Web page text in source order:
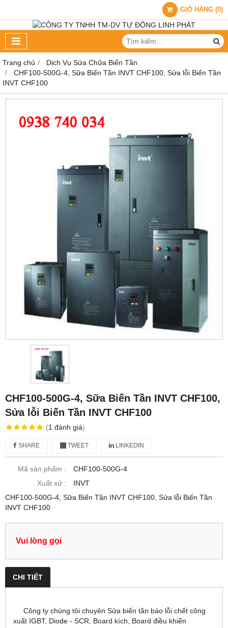
GIỎ HÀNG (0)
Trang chủ
Dịch Vụ Sửa Chữa Biến Tần
CHF100-500G-4, Sữa Biến Tần INVT CHF100, Sửa lỗi Biến Tần
INVT CHF100
CHF100-500G-4, Sữa Biến Tần INVT CHF100,
Sửa lỗi Biến Tần INVT CHF100
(1 đánh giá)
SHARE TWEET LINKEDIN
Mã sản phẩm :
CHF100-500G-4
Xuất xứ :
INVT
CHF100-500G-4, Sữa Biến Tần INVT CHF100, Sửa lỗi Biến Tần
INVT CHF100
Vui lòng gọi
CHI TIẾT
Công ty chúng tôi chuyên Sửa biến tần báo lỗi chết công
xuất IGBT, Diode - SCR, Board kích, Board điều khiển